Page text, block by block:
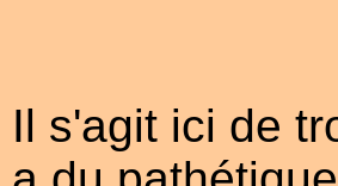
Il s'agit ici de